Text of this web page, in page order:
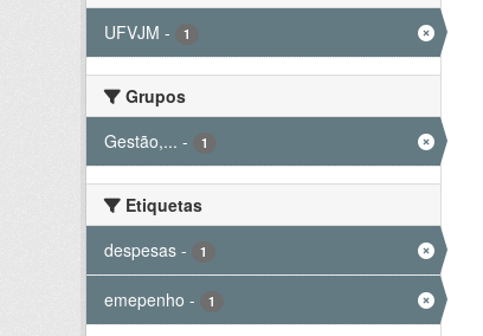
UFVJM - 1
Grupos
Gestão,... - 1
Etiquetas
despesas - 1
emepenho - 1